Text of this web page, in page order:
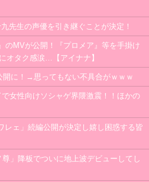
先生の声優を引き継ぐことが決定！
のMVが公開！『プロメア』等を手掛け
オタク感涙…【アイナナ】
開に！→思ってもない不具合がｗｗｗ
女性向けソシャゲ界隈激震！！ほかの
レェ」続編公開が決定し嬉し困惑する皆
尊」降板でついに地上波デビューしてし